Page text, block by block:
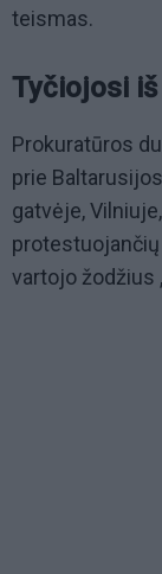
teismas.
Tyčiojosi
Prokuratūros
prie
gatvėje,
vartojo žodžius